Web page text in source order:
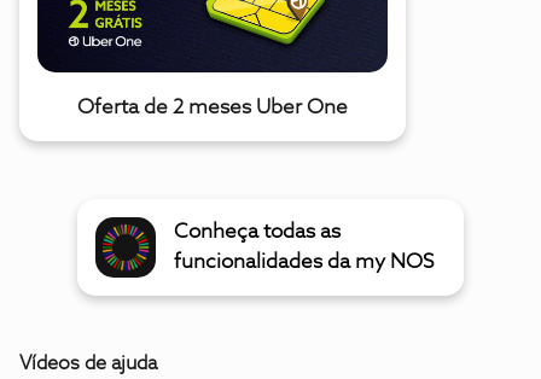
Oferta de 2 meses Uber One
Conheça todas as
funcionalidades da my NOS
Vídeos de ajuda